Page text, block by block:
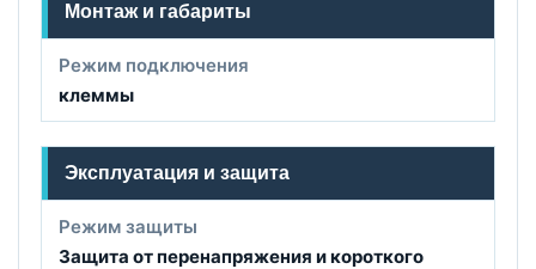
Монтаж и габариты
Режим подключения
клеммы
Эксплуатация и защита
Режим защиты
Защита от перенапряжения и короткого